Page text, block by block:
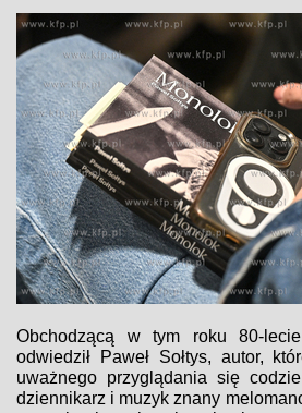
Obchodzącą w tym roku 80-
odwiedził Paweł Sołtys, autor,
uważnego przyglądania się
dziennikarz i muzyk znany